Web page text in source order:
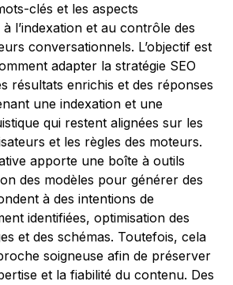
clés et les aspects
l’indexation et au contrôle des
conversationnels. L’objectif est
adapter la stratégie SEO
résultats enrichis et des réponses
une indexation et une
qui restent alignées sur les
et les règles des moteurs.
apporte une boîte à outils
des modèles pour générer des
à des intentions de
identifiées, optimisation des
et des schémas. Toutefois, cela
soigneuse afin de préserver
et la fiabilité du contenu. Des